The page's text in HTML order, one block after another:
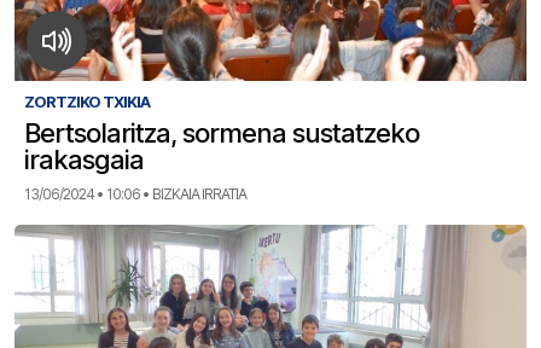
ZORTZIKO TXIKIA
Bertsolaritza, sormena sustatzeko
irakasgaia
13/06/2024 • 10:06 • BIZKAIA IRRATIA